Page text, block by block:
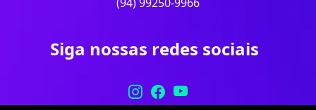
Siga nossas redes sociais